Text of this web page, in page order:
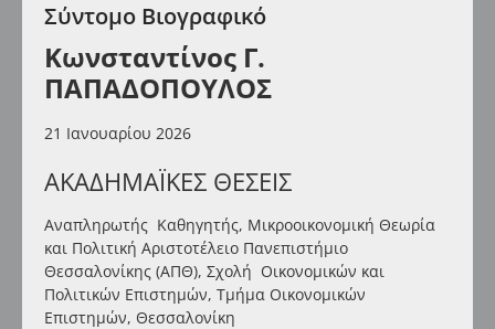
Σύντομο Βιογραφικό
Κωνσταντίνος Γ.
ΠΑΠΑΔΟΠΟΥΛΟΣ
21 Ιανουαρίου 2026
ΑΚΑΔΗΜΑΪΚΕΣ ΘΕΣΕΙΣ
Αναπληρωτής Καθηγητής, Μικροοικονομική Θεωρία
και Πολιτική Αριστοτέλειο Πανεπιστήμιο
Θεσσαλονίκης (ΑΠΘ), Σχολή Οικονομικών και
Πολιτικών Επιστημών, Τμήμα Οικονομικών
Επιστημών, Θεσσαλονίκη